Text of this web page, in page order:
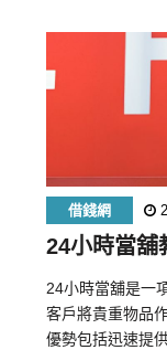
借錢網
24小時當舖
24小時當舖是一
客戶將貴重物品
優勢包括迅速提